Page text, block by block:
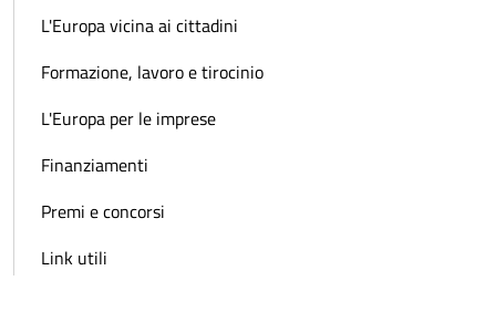
L'Europa vicina ai cittadini
Formazione, lavoro e tirocinio
L'Europa per le imprese
Finanziamenti
Premi e concorsi
Link utili